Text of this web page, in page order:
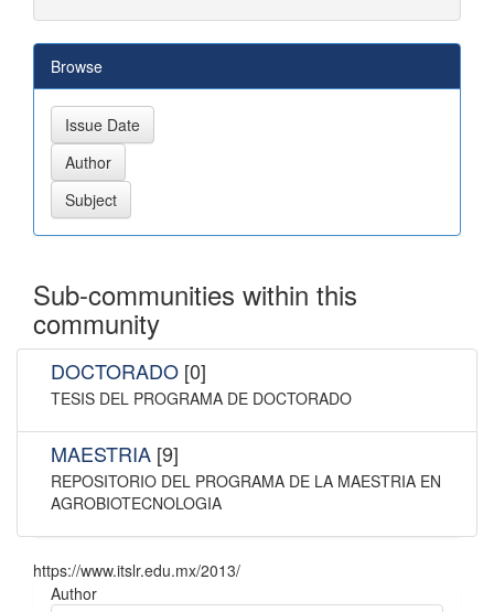
Browse
Sub-communities within this
community
DOCTORADO [0]
TESIS DEL PROGRAMA DE DOCTORADO
MAESTRIA [9]
REPOSITORIO DEL PROGRAMA DE LA MAESTRIA EN
AGROBIOTECNOLOGIA
https://www.itslr.edu.mx/2013/
Author